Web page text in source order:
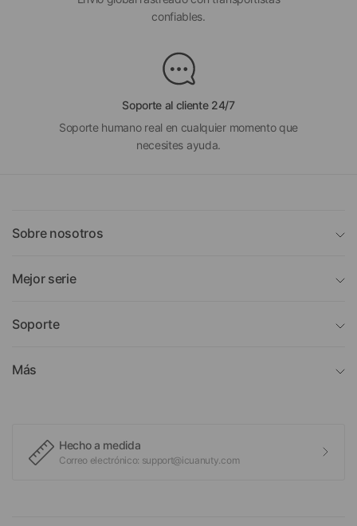
confiables.
Soporte al cliente 24/7
Soporte humano real en cualquier momento que
necesites ayuda.
Sobre nosotros
Mejor serie
Soporte
Más
Hecho a medida
Correo electrónico: support@icuanuty.com